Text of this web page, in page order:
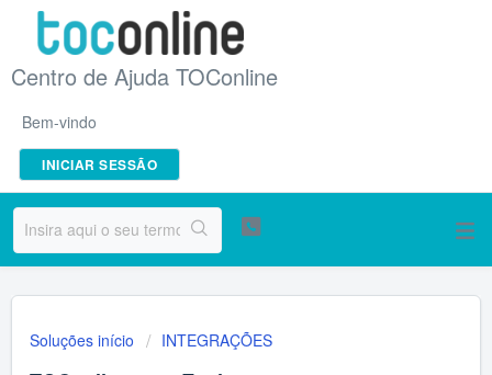
Centro de Ajuda TOConline
Bem-vindo
INICIAR SESSÃO
Soluções início INTEGRAÇÕES